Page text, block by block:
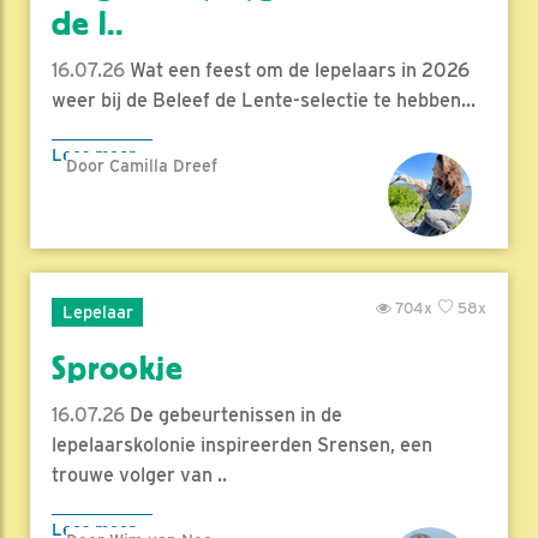
de l..
16.07.26 Wat een feest om de lepelaars in 2026
weer bij de Beleef de Lente-selectie te hebben...
Lees meer
Door Camilla Dreef
Lepelaar 58x
704x
Sprookje
16.07.26 De gebeurtenissen in de
lepelaarskolonie inspireerden Srensen, een
trouwe volger van ..
Lees meer